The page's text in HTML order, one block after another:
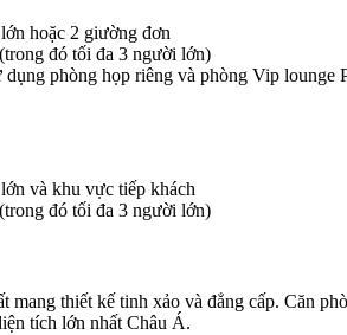
hoặc 2 giường đơn
đó tối đa 3 người lớn)
phòng họp riêng và phòng Vip lounge
và khu vực tiếp khách
đó tối đa 3 người lớn)
mang thiết kế tinh xảo và đẳng cấp. Căn
tích lớn nhất Châu Á.